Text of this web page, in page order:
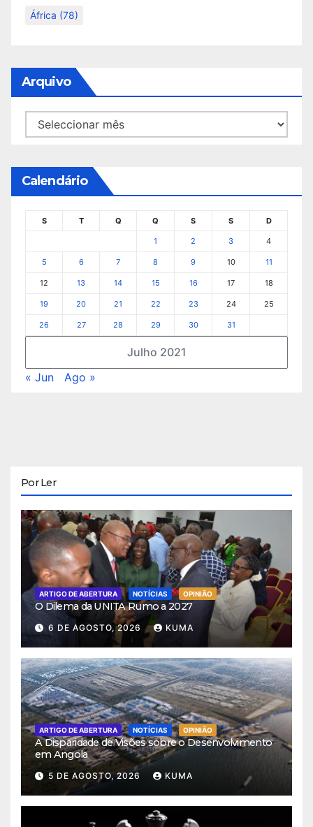
África (78)
Arquivo
Arquivo
Calendário
Julho 2021
S T Q Q S S D
1 2 3 4
5 6 7 8 9 10 11
12 13 14 15 16 17 18
19 20 21 22 23 24 25
26 27 28 29 30 31
« Jun Ago »
Por Ler
ARTIGO DE ABERTURA NOTÍCIAS OPINIÃO
O Dilema da UNITA Rumo a 2027
6 DE AGOSTO, 2026 KUMA
ARTIGO DE ABERTURA NOTÍCIAS OPINIÃO
A Disparidade de Visões sobre o Desenvolvimento
em Angola
5 DE AGOSTO, 2026 KUMA